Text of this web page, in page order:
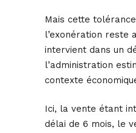
Mais cette
l’exonération reste
intervient dans un
l’administration
contexte
Ici, la vente étant
délai de 6 mois, le